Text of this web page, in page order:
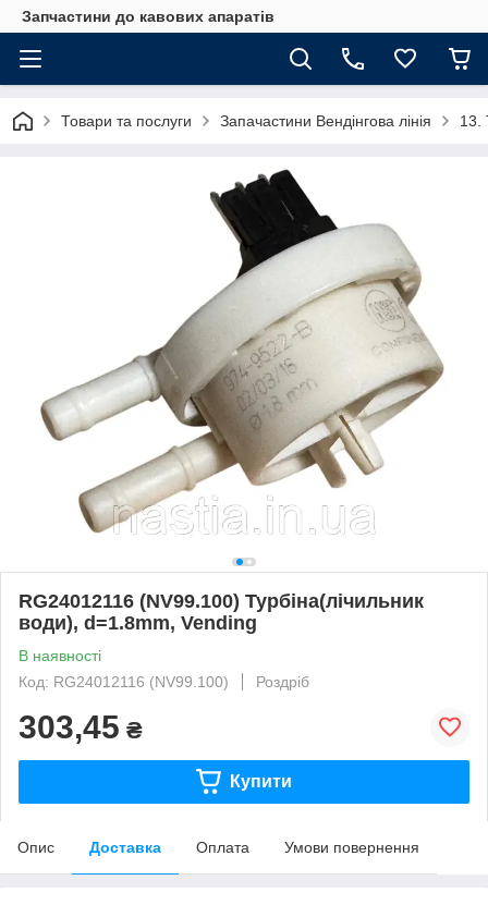
Запчастини до кавових апаратів
Товари та послуги Запачастини Вендінгова лінія 13.
RG24012116 (NV99.100) Турбіна(лічильник
води), d=1.8mm, Vending
В наявності
Код: RG24012116 (NV99.100)
Роздріб
303,45 ₴
Купити
Опис Доставка Оплата Умови повернення